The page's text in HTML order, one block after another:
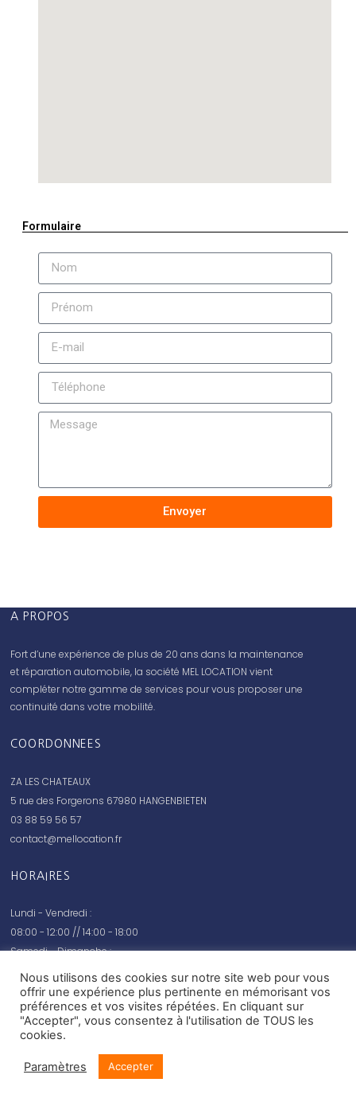
Formulaire
Envoyer
A PROPOS
Fort d’une expérience de plus de 20 ans dans la maintenance
et réparation automobile, la société MEL LOCATION vient
compléter notre gamme de services pour vous proposer une
continuité dans votre mobilité.
COORDONNEES
ZA LES CHATEAUX
5 rue des Forgerons 67980 HANGENBIETEN
03 88 59 56 57
contact@mellocation.fr
HORAIRES
Lundi - Vendredi :
08:00 - 12:00 // 14:00 - 18:00
Samedi - Dimanche :
fermé
Nous utilisons des cookies sur notre site web pour vous
offrir une expérience plus pertinente en mémorisant vos
préférences et vos visites répétées. En cliquant sur
"Accepter", vous consentez à l'utilisation de TOUS les
cookies.
Paramètres Accepter